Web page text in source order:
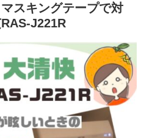
スキングテープで対
J221R